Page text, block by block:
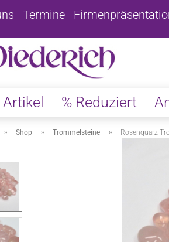
Termine
% Reduziert
» Shop » Trommelsteine » Rosenquarz